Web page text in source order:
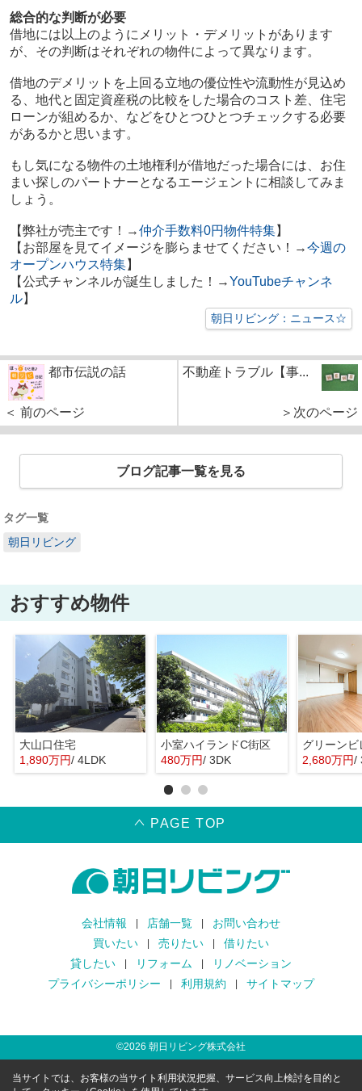
総合的な判断が必要
借地には以上のようにメリット・デメリットがあります
が、その判断はそれぞれの物件によって異なります。
借地のデメリットを上回る立地の優位性や流動性が見込め
る、地代と固定資産税の比較をした場合のコスト差、住宅
ローンが組めるか、などをひとつひとつチェックする必要
があるかと思います。
もし気になる物件の土地権利が借地だった場合には、お住
まい探しのパートナーとなるエージェントに相談してみま
しょう。
【弊社が売主です！→仲介手数料0円物件特集】
【お部屋を見てイメージを膨らませてください！→今週の
オープンハウス特集】
【公式チャンネルが誕生しました！→YouTubeチャンネ
ル】
朝日リビング：ニュース☆
都市伝説の話
＜ 前のページ
不動産トラブル【事...
＞次のページ
ブログ記事一覧を見る
タグ一覧
朝日リビング
おすすめ物件
大山口住宅
1,890万円/ 4LDK
小室ハイランドC街区
480万円/ 3DK
グリーン
2,680万円/
PAGE TOP
会社情報 店舗一覧
お問い合わせ
買いたい
売りたい
借りたい
貸したい
リフォーム
リノベーション
プライバシーポリシー
利用規約 サイトマップ
©2026 朝日リビング株式会社
当サイトでは、お客様の当サイト利用状況把握、サービス向上検討を目的と